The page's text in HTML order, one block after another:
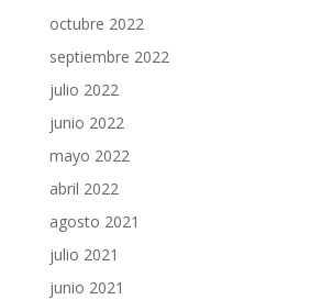
octubre 2022
septiembre 2022
julio 2022
junio 2022
mayo 2022
abril 2022
agosto 2021
julio 2021
junio 2021